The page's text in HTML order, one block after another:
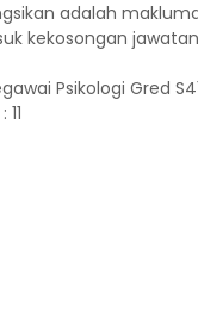
adalah
kekosongan
Psikologi Gred